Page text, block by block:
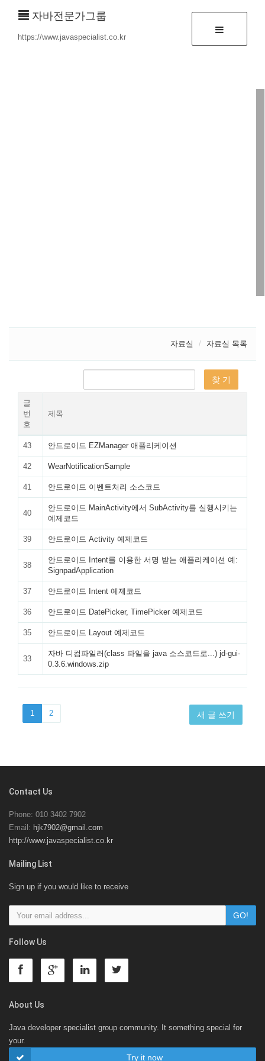
자바전문가그룹
https://www.javaspecialist.co.kr
자료실 자료실 목록
글
번
호
제목
43 안드로이드 EZManager 애플리케이션
42 WearNotificationSample
41 안드로이드 이벤트처리 소스코드
40
안드로이드 MainActivity에서 SubActivity를 실행시키는
예제코드
39 안드로이드 Activity 예제코드
38
안드로이드 Intent를 이용한 서명 받는 애플리케이션 예:
SignpadApplication
37 안드로이드 Intent 예제코드
36 안드로이드 DatePicker, TimePicker 예제코드
35 안드로이드 Layout 예제코드
33
자바 디컴파일러(class 파일을 java 소스코드로...) jd-gui-
0.3.6.windows.zip
1 2 새 글 쓰기
Contact Us
Phone: 010 3402 7902
Email: hjk7902@gmail.com
http://www.javaspecialist.co.kr
Mailing List
Sign up if you would like to receive
Follow Us
About Us
Java developer specialist group community. It something special for
your.
Try it now